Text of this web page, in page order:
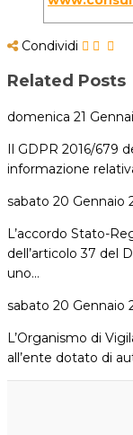
Condividi
Related Posts
domenica 21
Il GDPR 2016/679
informazione
sabato 20 Gennaio
L’accordo Stato-
dell’articolo 37 del
uno…
sabato 20 Gennaio
L’Organismo di
all’ente dotato di